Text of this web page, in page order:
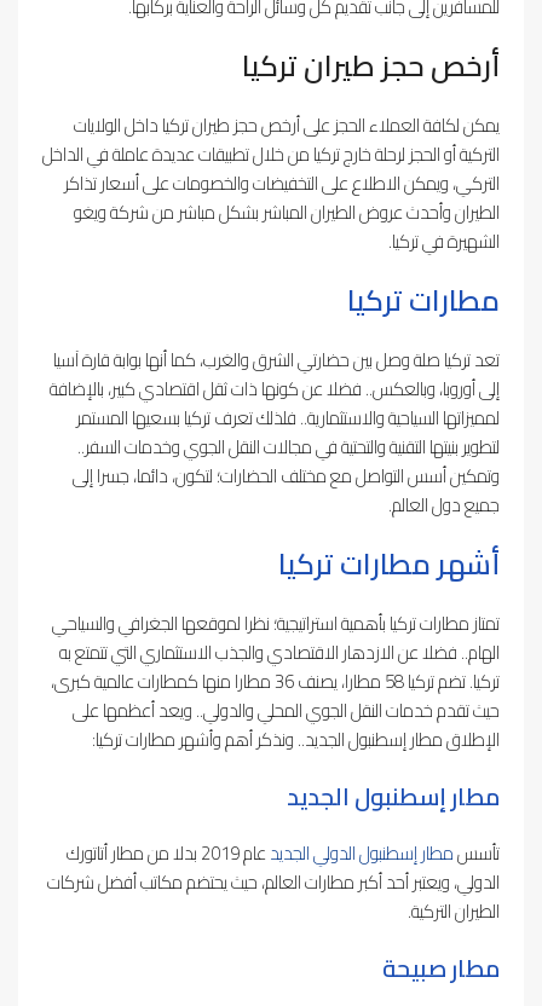
أرخص حجز طيران تركيا
يمكن لكافة العملاء الحجز على أرخص حجز طيران تركيا داخل الولايات
التركية أو الحجز لرحلة خارج تركيا من خلال تطبيقات عديدة عاملة في الداخل
التركي، ويمكن الاطلاع على التخفيضات والخصومات على أسعار تذاكر
الطيران وأحدث عروض الطيران المباشر بشكل مباشر من شركة ويغو
الشهيرة في تركيا.
مطارات تركيا
تعد تركيا صلة وصل بين حضارتي الشرق والغرب، كما أنها بوابة قارة آسيا
إلى أوروبا، وبالعكس.. فضلا عن كونها ذات ثقل اقتصادي كبير، بالإضافة
لمميزاتها السياحية والاستثمارية.. فلذلك تعرف تركيا بسعيها المستمر
لتطوير بنيتها التقنية والتحتية في مجالات النقل الجوي وخدمات السفر..
وتمكين أسس التواصل مع مختلف الحضارات؛ لتكون، دائما، جسرا إلى
جميع دول العالم.
أشهر مطارات تركيا
تمتاز مطارات تركيا بأهمية استراتيجية؛ نظرا لموقعها الجغرافي والسياحي
الهام.. فضلا عن الازدهار الاقتصادي والجذب الاستثماري التي تتمتع به
تركيا. تضم تركيا 58 مطارا، يصنف 36 مطارا منها كمطارات عالمية كبرى،
حيث تقدم خدمات النقل الجوي المحلي والدولي.. ويعد أعظمها على
الإطلاق مطار إسطنبول الجديد.. ونذكر أهم وأشهر مطارات تركيا:
مطار إسطنبول الجديد
تأسسمطار إسطنبول الدولي الجديد
عام 2019 بدلا من مطار أتاتورك
الدولي، ويعتبر أحد أكبر مطارات العالم، حيث يحتضم مكاتب أفضل شركات
الطيران التركية.
مطار صبيحة